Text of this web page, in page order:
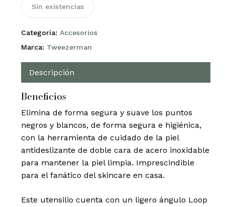
Sin existencias
Categoría: Accesorios
Marca: Tweezerman
Descripción
Beneficios
Elimina de forma segura y suave los puntos
negros y blancos, de forma segura e higiénica,
con la herramienta de cuidado de la piel
antideslizante de doble cara de acero inoxidable
para mantener la piel limpia. Imprescindible
para el fanático del skincare en casa.
Este utensilio cuenta con un ligero ángulo Loop